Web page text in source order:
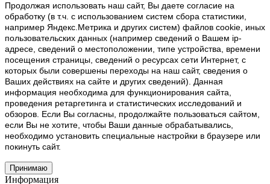
Продолжая использовать наш cайт, Вы даете согласие на
обработку (в т.ч. с использованием систем сбора статистики,
например Яндекс.Метрика и других систем) файлов cookie, иных
пользовательских данных (например сведений о Вашем ip-
адресе, сведений о местоположении, типе устройства, времени
посещения страницы, сведений о ресурсах сети Интернет, с
которых были совершены переходы на наш сайт, сведения о
Ваших действиях на сайте и других сведений). Данная
информация необходима для функционирования сайта,
проведения ретаргетинга и статистических исследований и
обзоров. Если Вы согласны, продолжайте пользоваться сайтом,
если Вы не хотите, чтобы Ваши данные обрабатывались,
необходимо установить специальные настройки в браузере или
покинуть сайт.
Принимаю
Информация